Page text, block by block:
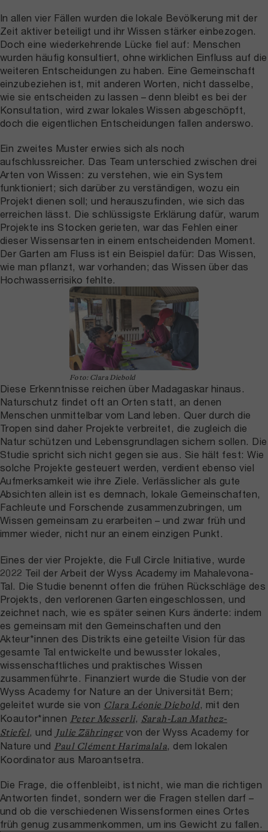
In allen vier Fällen wurden die lokale Bevölkerung mit der
Zeit aktiver beteiligt und ihr Wissen stärker einbezogen.
Doch eine wiederkehrende Lücke fiel auf: Menschen
wurden häufig konsultiert, ohne wirklichen Einfluss auf die
weiteren Entscheidungen zu haben. Eine Gemeinschaft
einzubeziehen ist, mit anderen Worten, nicht dasselbe,
wie sie entscheiden zu lassen – denn bleibt es bei der
Konsultation, wird zwar lokales Wissen abgeschöpft,
doch die eigentlichen Entscheidungen fallen anderswo.
Ein zweites Muster erwies sich als noch
aufschlussreicher. Das Team unterschied zwischen drei
Arten von Wissen: zu verstehen, wie ein System
funktioniert; sich darüber zu verständigen, wozu ein
Projekt dienen soll; und herauszufinden, wie sich das
erreichen lässt. Die schlüssigste Erklärung dafür, warum
Projekte ins Stocken gerieten, war das Fehlen einer
dieser Wissensarten in einem entscheidenden Moment.
Der Garten am Fluss ist ein Beispiel dafür: Das Wissen,
wie man pflanzt, war vorhanden; das Wissen über das
Hochwasserrisiko fehlte.
Foto: Clara Diebold
Diese Erkenntnisse reichen über Madagaskar hinaus.
Naturschutz findet oft an Orten statt, an denen
Menschen unmittelbar vom Land leben. Quer durch die
Tropen sind daher Projekte verbreitet, die zugleich die
Natur schützen und Lebensgrundlagen sichern sollen. Die
Studie spricht sich nicht gegen sie aus. Sie hält fest: Wie
solche Projekte gesteuert werden, verdient ebenso viel
Aufmerksamkeit wie ihre Ziele. Verlässlicher als gute
Absichten allein ist es demnach, lokale Gemeinschaften,
Fachleute und Forschende zusammenzubringen, um
Wissen gemeinsam zu erarbeiten – und zwar früh und
immer wieder, nicht nur an einem einzigen Punkt.
Eines der vier Projekte, die Full Circle Initiative, wurde
2022 Teil der Arbeit der Wyss Academy im Mahalevona-
Tal. Die Studie benennt offen die frühen Rückschläge des
Projekts, den verlorenen Garten eingeschlossen, und
zeichnet nach, wie es später seinen Kurs änderte: indem
es gemeinsam mit den Gemeinschaften und den
Akteur*innen des Distrikts eine geteilte Vision für das
gesamte Tal entwickelte und bewusster lokales,
wissenschaftliches und praktisches Wissen
zusammenführte. Finanziert wurde die Studie von der
Wyss Academy for Nature an der Universität Bern;
geleitet wurde sie von Clara Léonie Diebold, mit den
Koautor*innen Peter Messerli, Sarah-Lan Mathez-
Stiefel, und Julie Zähringervon der Wyss Academy for
Nature und Paul Clément Harimalala, dem lokalen
Koordinator aus Maroantsetra.
Die Frage, die offenbleibt, ist nicht, wie man die richtigen
Antworten findet, sondern wer die Fragen stellen darf –
und ob die verschiedenen Wissensformen eines Ortes
früh genug zusammenkommen, um ins Gewicht zu fallen.